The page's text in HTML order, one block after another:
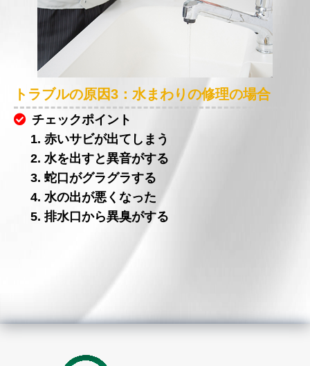
トラブルの原因3：水まわりの修理の場合
チェックポイント
1. 赤いサビが出てしまう
2. 水を出すと異音がする
3. 蛇口がグラグラする
4. 水の出が悪くなった
5. 排水口から異臭がする